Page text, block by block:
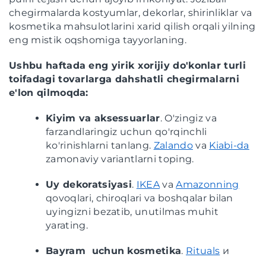
chegirmalarda kostyumlar, dekorlar, shirinliklar va
kosmetika mahsulotlarini xarid qilish orqali yilning
eng mistik oqshomiga tayyorlaning.
Ushbu haftada eng yirik xorijiy do'konlar turli
toifadagi tovarlarga dahshatli chegirmalarni
e'lon qilmoqda:
Kiyim va aksessuarlar. O'zingiz va
farzandlaringiz uchun qo'rqinchli
ko'rinishlarni tanlang. Zalandova Kiabi-da
zamonaviy variantlarni toping.
Uy dekoratsiyasi. IKEAvaAmazonning
qovoqlari, chiroqlari va boshqalar bilan
uyingizni bezatib, unutilmas muhit
yarating.
Bayram uchun kosmetika. Rituals и